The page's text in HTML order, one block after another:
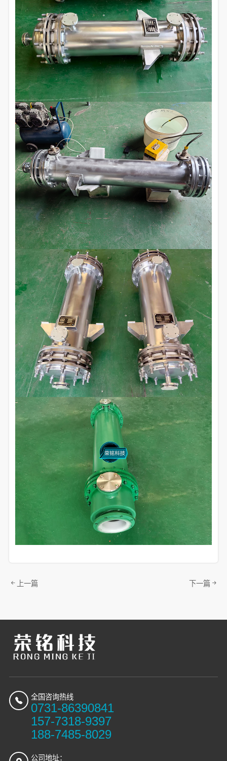
上一篇 下一篇
全国咨询热线
0731-86390841
157-7318-9397
188-7485-8029
公司地址：